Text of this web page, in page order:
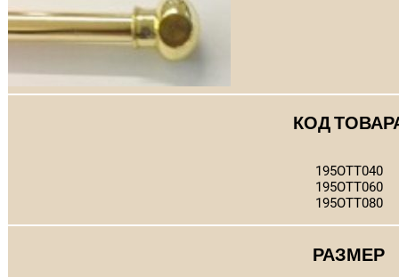
КОД
195OTT040
195OTT060
195OTT080
РАЗМЕР